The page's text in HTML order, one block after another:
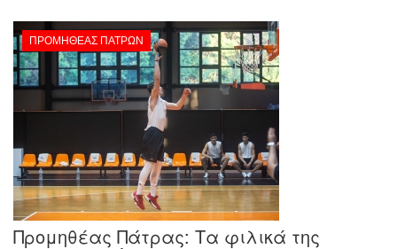
ΠΡΟΜΗΘΈΑΣ ΠΑΤΡΏΝ
Προμηθέας Πάτρας: Τα φιλικά της